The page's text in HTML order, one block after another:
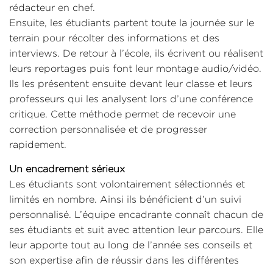
rédacteur en chef.
Ensuite, les étudiants partent toute la journée sur le
terrain pour récolter des informations et des
interviews. De retour à l’école, ils écrivent ou réalisent
leurs reportages puis font leur montage audio/vidéo.
Ils les présentent ensuite devant leur classe et leurs
professeurs qui les analysent lors d’une conférence
critique. Cette méthode permet de recevoir une
correction personnalisée et de progresser
rapidement.
Un encadrement sérieux
Les étudiants sont volontairement sélectionnés et
limités en nombre. Ainsi ils bénéficient d’un suivi
personnalisé. L’équipe encadrante connaît chacun de
ses étudiants et suit avec attention leur parcours. Elle
leur apporte tout au long de l’année ses conseils et
son expertise afin de réussir dans les différentes